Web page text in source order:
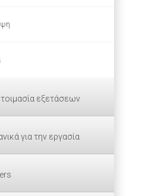
εξετάσεων
για την εργασία